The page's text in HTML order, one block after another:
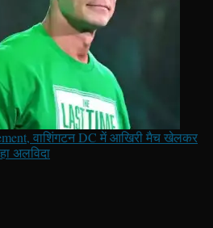
वाशिंगटन DC में आखिरी मैच खेलकर
अलविदा